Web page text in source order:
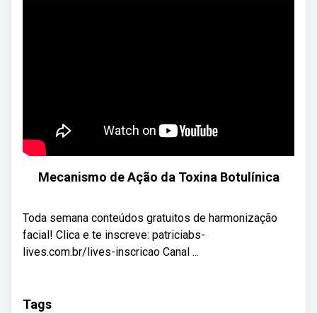
Mecanismo de Ação da Toxina Botulínica
Toda semana conteúdos gratuitos de harmonização
facial! Clica e te inscreve: patriciabs-
lives.com.br/lives-inscricao Canal ...
Tags